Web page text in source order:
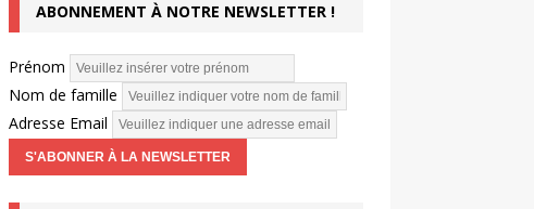
ABONNEMENT À NOTRE NEWSLETTER !
Prénom
Nom de famille
Adresse Email